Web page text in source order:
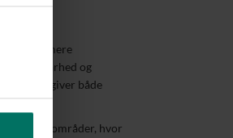
ønskes mere
holdbarhed og
giver både
tekniske områder, hvor